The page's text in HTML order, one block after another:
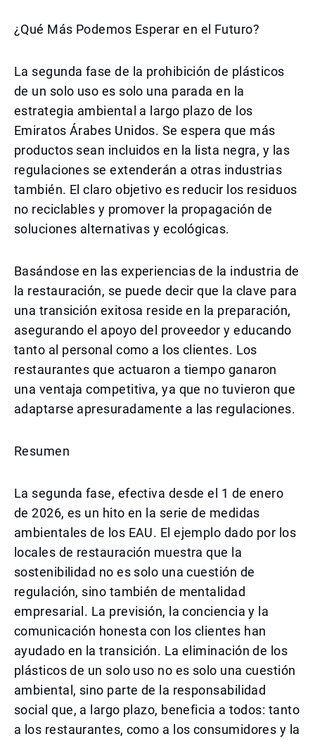
¿Qué Más Podemos Esperar en el Futuro?
La segunda fase de la prohibición de plásticos
de un solo uso es solo una parada en la
estrategia ambiental a largo plazo de los
Emiratos Árabes Unidos. Se espera que más
productos sean incluidos en la lista negra, y las
regulaciones se extenderán a otras industrias
también. El claro objetivo es reducir los residuos
no reciclables y promover la propagación de
soluciones alternativas y ecológicas.
Basándose en las experiencias de la industria de
la restauración, se puede decir que la clave para
una transición exitosa reside en la preparación,
asegurando el apoyo del proveedor y educando
tanto al personal como a los clientes. Los
restaurantes que actuaron a tiempo ganaron
una ventaja competitiva, ya que no tuvieron que
adaptarse apresuradamente a las regulaciones.
Resumen
La segunda fase, efectiva desde el 1 de enero
de 2026, es un hito en la serie de medidas
ambientales de los EAU. El ejemplo dado por los
locales de restauración muestra que la
sostenibilidad no es solo una cuestión de
regulación, sino también de mentalidad
empresarial. La previsión, la conciencia y la
comunicación honesta con los clientes han
ayudado en la transición. La eliminación de los
plásticos de un solo uso no es solo una cuestión
ambiental, sino parte de la responsabilidad
social que, a largo plazo, beneficia a todos: tanto
a los restaurantes, como a los consumidores y la